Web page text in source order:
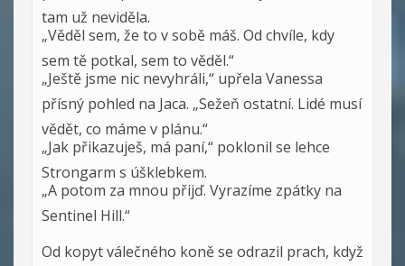
tam už neviděla.
„Věděl sem, že to v sobě máš. Od chvíle, kdy
sem tě potkal, sem to věděl.“
„Ještě jsme nic nevyhráli,“ upřela Vanessa
přísný pohled na Jaca. „Sežeň ostatní. Lidé musí
vědět, co máme v plánu.“
„Jak přikazuješ, má paní,“ poklonil se lehce
Strongarm s úšklebkem.
„A potom za mnou přijď. Vyrazíme zpátky na
Sentinel Hill.“
Od kopyt válečného koně se odrazil prach, když